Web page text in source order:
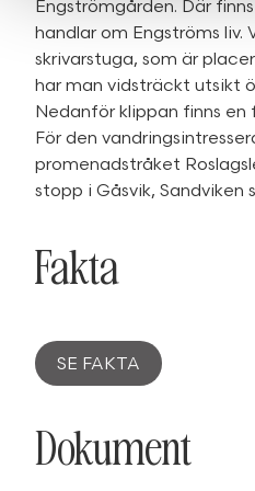
Engströmgården. Där
handlar om Engströms liv.
skrivarstuga, som är
har man vidsträckt utsikt
Nedanför klippan finns en
För den
promenadstråket
stopp i Gåsvik, Sandviken
Fakta
SE FAKTA
Dokument